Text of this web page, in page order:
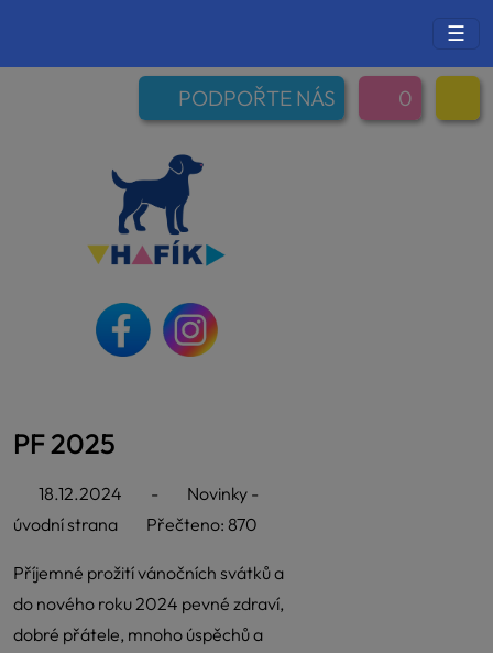
☰
PODPOŘTE NÁS 0
PF 2025
18.12.2024 -
Novinky -
úvodní strana
Přečteno: 870
Příjemné prožití vánočních svátků a
do nového roku 2024 pevné zdraví,
dobré přátele, mnoho úspěchů a